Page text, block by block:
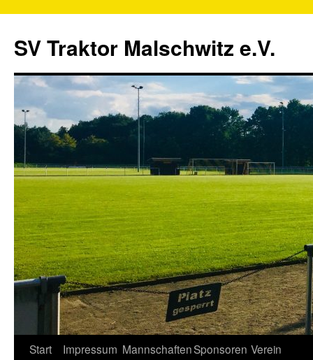
SV Traktor Malschwitz e.V.
Springe
Start Impressum MannschaftenSponsoren Verein